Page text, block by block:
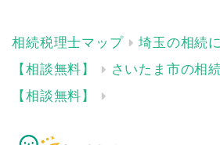
埼玉の相続
【相談無料】
さいたま市の相
【相談無料】